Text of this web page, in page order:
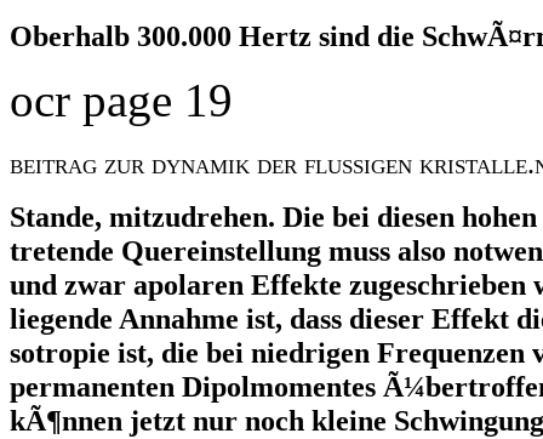
Oberhalb 300.000 Hertz sind die
ocr page 19
beitrag zur dynamik der flussigen
Stande, mitzudrehen. Die bei diesen
tretende Quereinstellung muss also
und zwar apolaren Effekte zugeschrieben
liegende Annahme ist, dass dieser Effekt
sotropie ist, die bei niedrigen Frequenzen
permanenten Dipolmomentes
kÃ¶nnen jetzt nur noch kleine